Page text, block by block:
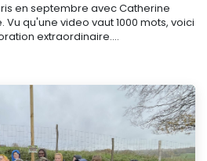
en septembre avec Catherine
qu'une video vaut 1000 mots, voici
extraordinaire....